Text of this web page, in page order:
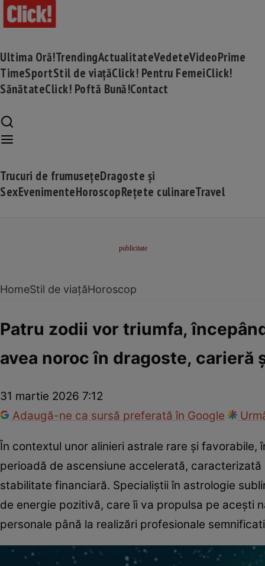
Ultima Oră!TrendingActualitateVedeteVideoPrime
TimeSportStil de viațăClick! Pentru FemeiClick!
SănătateClick! Poftă Bună!Contact
Trucuri de frumusețeDragoste și
SexEvenimenteHoroscopRețete culinareTravel
HomeStil de viațăHoroscop
Patru zodii vor triumfa,
avea noroc în dragoste, carieră
31 martie 2026 7:12
Adaugă-ne ca sursă preferată în Google
În contextul unor alinieri astrale rare și
perioadă de ascensiune accelerată,
stabilitate financiară. Specialiștii în astrologie
de energie pozitivă, care îi va propulsa pe acești
personale până la realizări profesionale